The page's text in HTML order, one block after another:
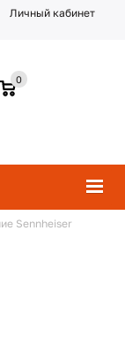
Личный кабинет
0
Sennheiser